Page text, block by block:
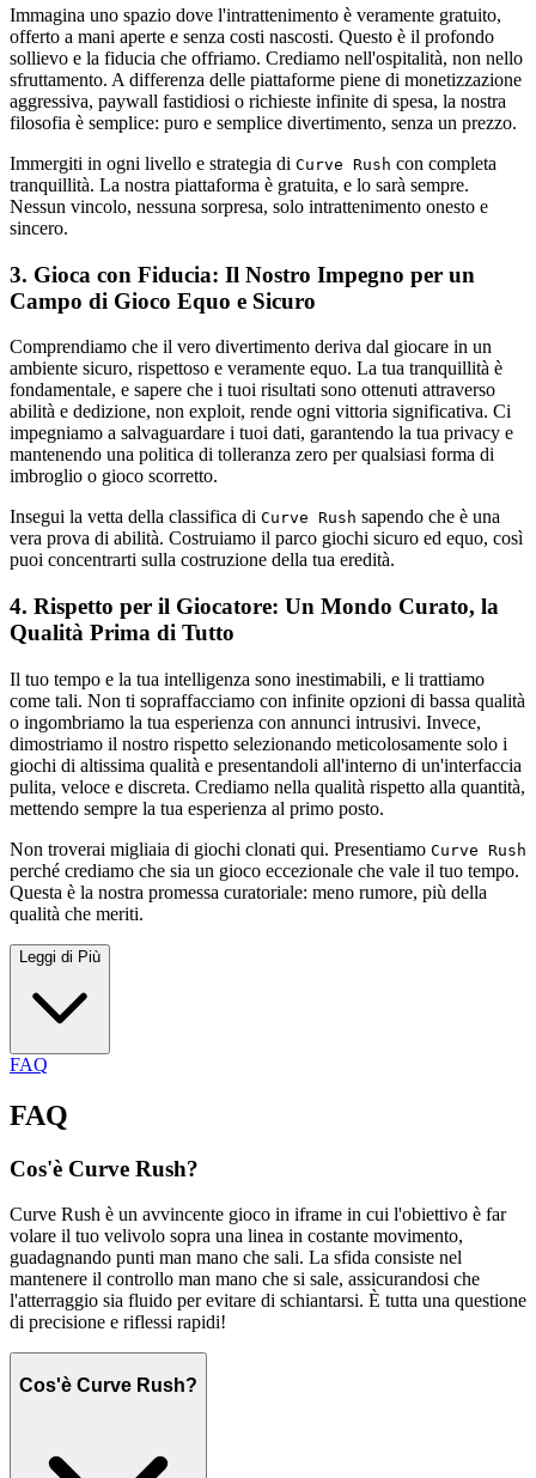
Immagina uno spazio dove l'intrattenimento è veramente gratuito,
offerto a mani aperte e senza costi nascosti. Questo è il profondo
sollievo e la fiducia che offriamo. Crediamo nell'ospitalità, non nello
sfruttamento. A differenza delle piattaforme piene di monetizzazione
aggressiva, paywall fastidiosi o richieste infinite di spesa, la nostra
filosofia è semplice: puro e semplice divertimento, senza un prezzo.
Immergiti in ogni livello e strategia di Curve Rush con completa
tranquillità. La nostra piattaforma è gratuita, e lo sarà sempre.
Nessun vincolo, nessuna sorpresa, solo intrattenimento onesto e
sincero.
3. Gioca con Fiducia: Il Nostro Impegno per un
Campo di Gioco Equo e Sicuro
Comprendiamo che il vero divertimento deriva dal giocare in un
ambiente sicuro, rispettoso e veramente equo. La tua tranquillità è
fondamentale, e sapere che i tuoi risultati sono ottenuti attraverso
abilità e dedizione, non exploit, rende ogni vittoria significativa. Ci
impegniamo a salvaguardare i tuoi dati, garantendo la tua privacy e
mantenendo una politica di tolleranza zero per qualsiasi forma di
imbroglio o gioco scorretto.
Insegui la vetta della classifica di Curve Rush sapendo che è una
vera prova di abilità. Costruiamo il parco giochi sicuro ed equo, così
puoi concentrarti sulla costruzione della tua eredità.
4. Rispetto per il Giocatore: Un Mondo Curato, la
Qualità Prima di Tutto
Il tuo tempo e la tua intelligenza sono inestimabili, e li trattiamo
come tali. Non ti sopraffacciamo con infinite opzioni di bassa qualità
o ingombriamo la tua esperienza con annunci intrusivi. Invece,
dimostriamo il nostro rispetto selezionando meticolosamente solo i
giochi di altissima qualità e presentandoli all'interno di un'interfaccia
pulita, veloce e discreta. Crediamo nella qualità rispetto alla quantità,
mettendo sempre la tua esperienza al primo posto.
Non troverai migliaia di giochi clonati qui. Presentiamo Curve Rush
perché crediamo che sia un gioco eccezionale che vale il tuo tempo.
Questa è la nostra promessa curatoriale: meno rumore, più della
qualità che meriti.
Leggi di Più
FAQ
FAQ
Cos'è Curve Rush?
Curve Rush è un avvincente gioco in iframe in cui l'obiettivo è far
volare il tuo velivolo sopra una linea in costante movimento,
guadagnando punti man mano che sali. La sfida consiste nel
mantenere il controllo man mano che si sale, assicurandosi che
l'atterraggio sia fluido per evitare di schiantarsi. È tutta una questione
di precisione e riflessi rapidi!
Cos'è Curve Rush?